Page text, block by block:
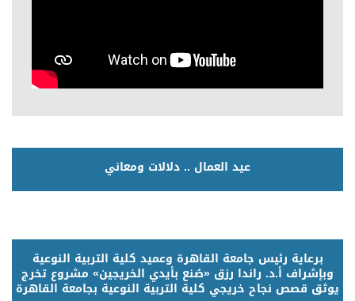
عيد العمال .. دلالات ومعاني
برعاية رئيس جامعة القاهرة وعميد كلية التربية النوعية
وبإشراف أ.د. راندا رزق «صُنع بأيدي الخريجين» مشروع تخرج
يوثق قصص نجاح خريجي كلية التربية النوعية بجامعة القاهرة